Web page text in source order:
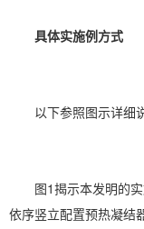
具体实施例方式
以下参照图示详细说
图1揭示本发明的实
依序竖立配置预热凝结